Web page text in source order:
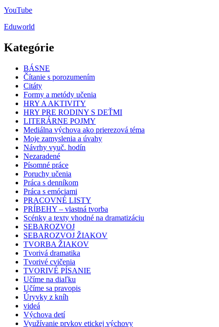
YouTube
Eduworld
Kategórie
BÁSNE
Čítanie s porozumením
Citáty
Formy a metódy učenia
HRY A AKTIVITY
HRY PRE RODINY S DEŤMI
LITERÁRNE POJMY
Mediálna výchova ako prierezová téma
Moje zamyslenia a úvahy
Návrhy vyuč. hodín
Nezaradené
Písomné práce
Poruchy učenia
Práca s denníkom
Práca s emóciami
PRACOVNÉ LISTY
PRÍBEHY – vlastná tvorba
Scénky a texty vhodné na dramatizáciu
SEBAROZVOJ
SEBAROZVOJ ŽIAKOV
TVORBA ŽIAKOV
Tvorivá dramatika
Tvorivé cvičenia
TVORIVÉ PÍSANIE
Učíme na diaľku
Učíme sa pravopis
Úryvky z kníh
videá
Výchova detí
Využívanie prvkov etickej výchovy